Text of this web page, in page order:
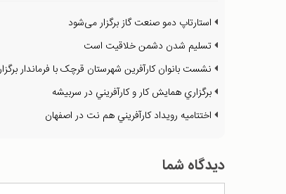
استارتاپ دمو صنعت گاز برگزار می‌شود
تسليم شدن دشمن خلاقيت است
نشست بانوان کارآفرين شهرستان قرچک با فرماندار
برگزاري همايش کار و کارآفريني در سربيشه
اختتاميه رويداد کارآفريني هم نت در اصفهان
دیدگاه شما